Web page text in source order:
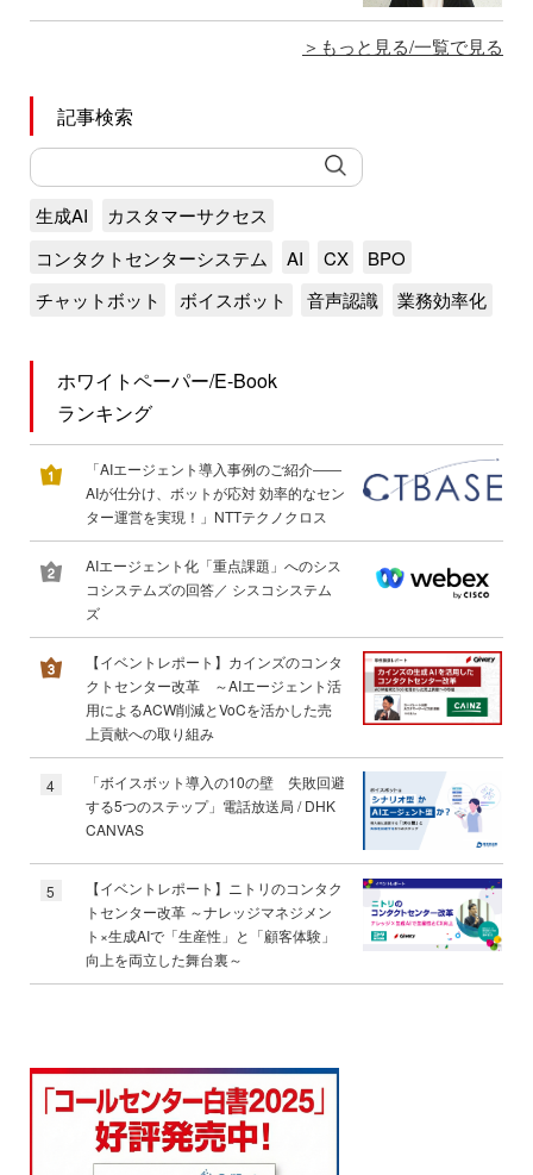
もっと見る/一覧で見る
記事検索
生成AI
カスタマーサクセス
コンタクトセンターシステム
AI CX
BPO
チャットボット
ボイスボット 音声認識 業務効率化
ホワイトペーパー/E-Book
ランキング
「AIエージェント導入事例のご紹介――
AIが仕分け、ボットが応対 効率的なセン
ター運営を実現！」NTTテクノクロス
AIエージェント化「重点課題」へのシス
コシステムズの回答／ シスコシステム
ズ
【イベントレポート】カインズのコンタ
クトセンター改革 ～AIエージェント活
用によるACW削減とVoCを活かした売
上貢献への取り組み
4
「ボイスボット導入の10の壁 失敗回避
する5つのステップ」電話放送局 / DHK
CANVAS
5
【イベントレポート】ニトリのコンタク
トセンター改革 ～ナレッジマネジメン
ト×生成AIで「生産性」と「顧客体験」
向上を両立した舞台裏～